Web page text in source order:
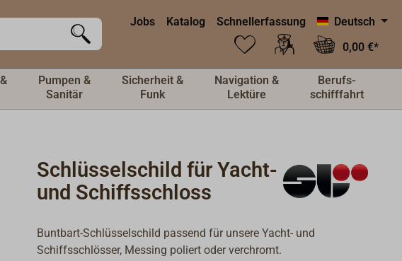
Jobs Katalog Schnellerfassung
Deutsch
0,00 €*
Pumpen &
Sanitär
Sicherheit &
Funk
Navigation &
Lektüre
Berufs-
schifffahrt
Schlüsselschild für Yacht-
und Schiffsschloss
Buntbart-Schlüsselschild passend für unsere Yacht- und
Schiffsschlösser, Messing poliert oder verchromt.